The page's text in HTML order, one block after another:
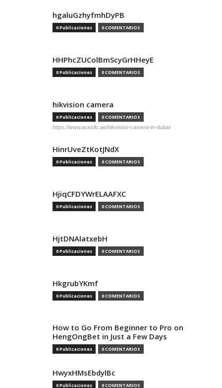
hgaluGzhyfmhDyPB
0 Publicaciones 0 COMENTARIOS
HHPhcZUColBmScyGrHHeyE
0 Publicaciones 0 COMENTARIOS
hikvision camera
0 Publicaciones 0 COMENTARIOS
https://www.acssllc.ae/hikvision-camera-in-dubai/
HinrUveZtKotJNdX
0 Publicaciones 0 COMENTARIOS
HjiqCFDYWrELAAFXC
0 Publicaciones 0 COMENTARIOS
HjtDNAlatxebH
0 Publicaciones 0 COMENTARIOS
HkgrubYKmf
0 Publicaciones 0 COMENTARIOS
How to Go From Beginner to Pro on
HengOngBet in Just a Few Days
0 Publicaciones 0 COMENTARIOS
HwyxHMsEbdylBc
0 Publicaciones 0 COMENTARIOS